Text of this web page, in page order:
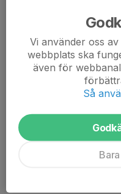
Kostnad 1 600 kr (1 100 kr
Externa åkare 2 100 kr (1
Alternativ 3 - Brons
1-2 ispass per dag i 4 dagar
Träning: onsdag, torsdag,
Valbart för:
Kostnad 1 300 kr (800 kr +
Externa åkare 1 800 kr
Vi använder oss
webbplats ska
även för
Så